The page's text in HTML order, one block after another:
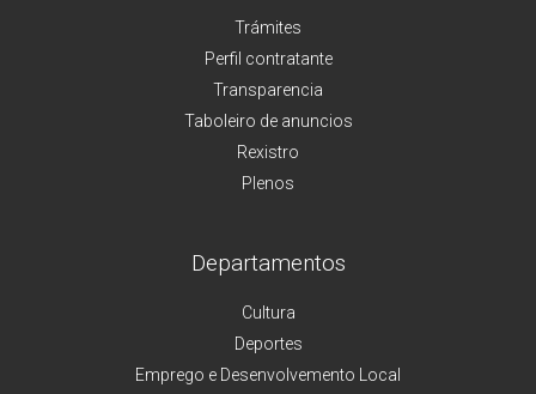
Trámites
Perfil contratante
Transparencia
Taboleiro de anuncios
Rexistro
Plenos
Departamentos
Cultura
Deportes
Emprego e Desenvolvemento Local